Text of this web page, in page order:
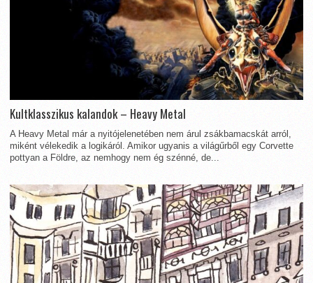
Kultklasszikus kalandok – Heavy Metal
A Heavy Metal már a nyitójelenetében nem árul zsákbamacskát arról,
miként vélekedik a logikáról. Amikor ugyanis a világűrből egy Corvette
pottyan a Földre, az nemhogy nem ég szénné, de...